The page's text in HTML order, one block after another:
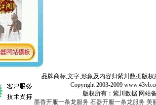
品牌商标,文字,形象及内容归紫川数据版权
Copyright 2003-2009 www.43vb.com
版权所有：紫川数据 网站备案登
墨香开服一条龙服务 石器开服一条龙服务 美